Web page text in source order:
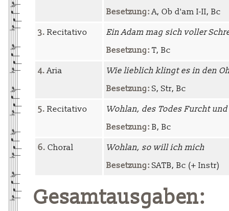
Besetzung:A, Ob d'am I-II, Bc
3. Recitativo
Ein Adam mag sich voller
Besetzung: T, Bc
4.Aria
Wie lieblich klingt es in den
Besetzung: S, Str, Bc
5. Recitativo
Wohlan, des Todes Furcht und
Besetzung: B, Bc
6. Choral
Wohlan, so will ich mich
Besetzung: SATB, Bc (+ Instr)
Gesamtausgaben: